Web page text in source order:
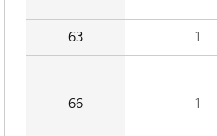
63 1
66 1